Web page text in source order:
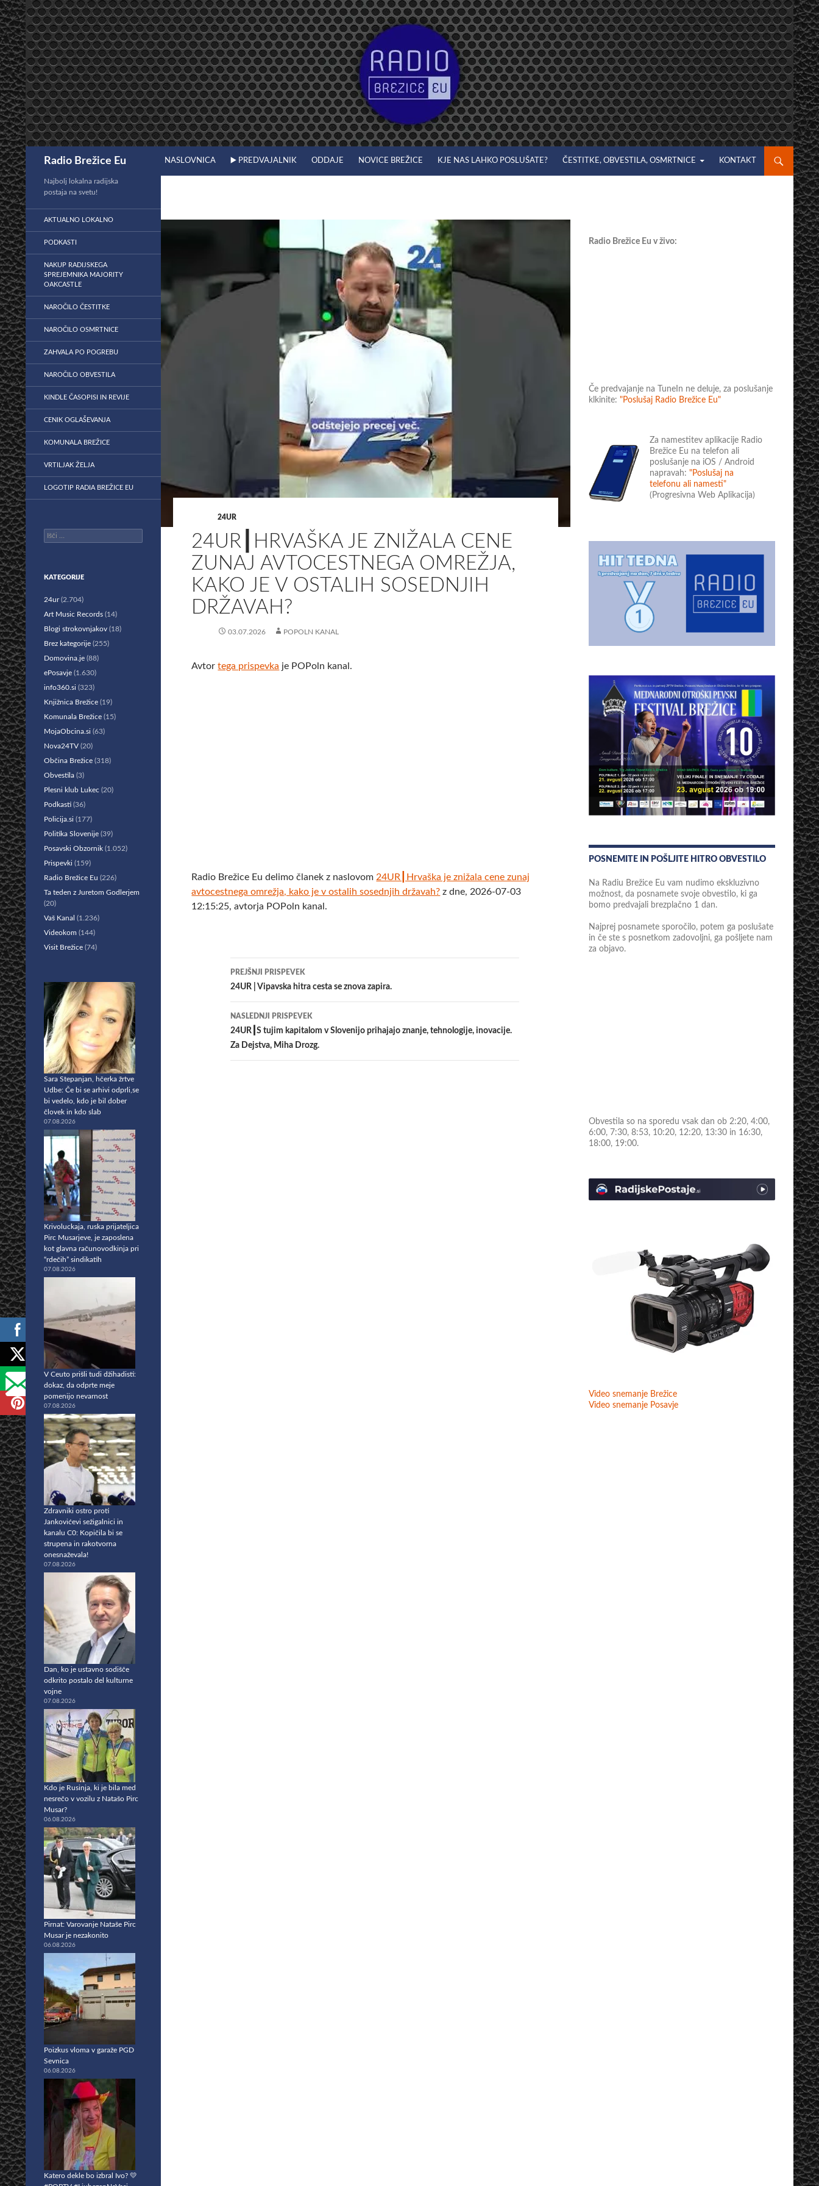
Preskoči
na
vsebino
Radio Brežice Eu NASLOVNICA ▶️ PREDVAJALNIK ODDAJE NOVICE BREŽICE KJE NAS LAHKO POSLUŠATE? ČESTITKE, OBVESTILA, OSMRTNICE KONTAKT
24UR
24UR┃HRVAŠKA JE ZNIŽALA CENE
ZUNAJ AVTOCESTNEGA OMREŽJA,
KAKO JE V OSTALIH SOSEDNJIH
DRŽAVAH?
03.07.2026 POPOLN KANAL
Avtortega prispevka je POPoln kanal.
Radio Brežice Eu delimo članek z naslovom 24UR┃Hrvaška je znižala cene zunaj
avtocestnega omrežja, kako je v ostalih sosednjih državah? z dne, 2026-07-03
12:15:25, avtorja POPoln kanal.
Krmarjenje
po
prispevkih
PREJŠNJI PRISPEVEK
24UR | Vipavska hitra cesta se znova zapira.
NASLEDNJI PRISPEVEK
24UR┃S tujim kapitalom v Slovenijo prihajajo znanje, tehnologije, inovacije.
Za Dejstva, Miha Drozg.
Radio Brežice Eu v živo:
Če predvajanje na TuneIn ne deluje, za poslušanje
klkinite: "Poslušaj Radio Brežice Eu"
Za namestitev aplikacije Radio
Brežice Eu na telefon ali
poslušanje na iOS / Android
napravah: "Poslušaj na
telefonu ali namesti"
(Progresivna Web Aplikacija)
POSNEMITE IN POŠLJITE HITRO OBVESTILO
Na Radiu Brežice Eu vam nudimo ekskluzivno
možnost, da posnamete svoje obvestilo, ki ga
bomo predvajali brezplačno 1 dan.
Najprej posnamete sporočilo, potem ga poslušate
in če ste s posnetkom zadovoljni, ga pošljete nam
za objavo.
Obvestila so na sporedu vsak dan ob 2:20, 4:00,
6:00, 7:30, 8:53, 10:20, 12:20, 13:30 in 16:30,
18:00, 19:00.
Video snemanje Brežice
Video snemanje Posavje
Najbolj lokalna radijska
postaja na svetu!
AKTUALNO LOKALNO
PODKASTI
NAKUP RADIJSKEGA
SPREJEMNIKA MAJORITY
OAKCASTLE
NAROČILO ČESTITKE
NAROČILO OSMRTNICE
ZAHVALA PO POGREBU
NAROČILO OBVESTILA
KINDLE ČASOPISI IN REVIJE
CENIK OGLAŠEVANJA
KOMUNALA BREŽICE
VRTILJAK ŽELJA
LOGOTIP RADIA BREŽICE EU
Išči:
KATEGORIJE
24ur(2.704)
Art Music Records (14)
Blogi strokovnjakov (18)
Brez kategorije (255)
Domovina.je (88)
ePosavje (1.630)
info360.si (323)
Knjižnica Brežice (19)
Komunala Brežice (15)
MojaObcina.si (63)
Nova24TV (20)
Občina Brežice (318)
Obvestila (3)
Plesni klub Lukec (20)
Podkasti (36)
Policija.si (177)
Politika Slovenije (39)
Posavski Obzornik (1.052)
Prispevki (159)
Radio Brežice Eu (226)
Ta teden z Juretom Godlerjem
(20)
Vaš Kanal (1.236)
Videokom (144)
Visit Brežice (74)
Sara Stepanjan, hčerka žrtve
Udbe: Če bi se arhivi odprli,se
bi vedelo, kdo je bil dober
človek in kdo slab
07.08.2026
Krivoluckaja, ruska prijateljica
Pirc Musarjeve, je zaposlena
kot glavna računovodkinja pri
“rdečih” sindikatih
07.08.2026
V Ceuto prišli tudi džihadisti:
dokaz, da odprte meje
pomenijo nevarnost
07.08.2026
Zdravniki ostro proti
Jankovićevi sežigalnici in
kanalu C0: Kopičila bi se
strupena in rakotvorna
onesnaževala!
07.08.2026
Dan, ko je ustavno sodišče
odkrito postalo del kulturne
vojne
07.08.2026
Kdo je Rusinja, ki je bila med
nesrečo v vozilu z Natašo Pirc
Musar?
06.08.2026
Pirnat: Varovanje Nataše Pirc
Musar je nezakonito
06.08.2026
Poizkus vloma v garaže PGD
Sevnica
06.08.2026
Katero dekle bo izbral Ivo? 💛